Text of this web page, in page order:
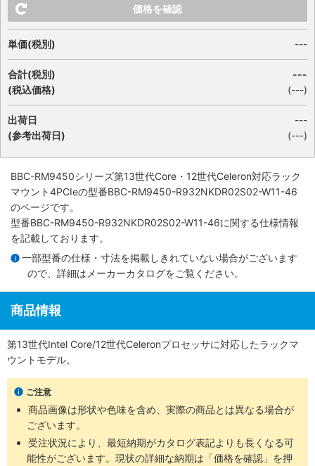
価格を確認
単価(税別) ---
合計(税別)
(税込価格)
---
(---)
出荷日
(参考出荷日)
---
(---)
BBC-RM9450シリーズ第13世代Core・12世代Celeron対応ラック
マウント4PCIeの型番BBC-RM9450-R932NKDR02S02-W11-46
のページです。
型番BBC-RM9450-R932NKDR02S02-W11-46に関する仕様情報
を記載しております。
一部型番の仕様・寸法を掲載しきれていない場合がございます
ので、詳細は メーカーカタログをご覧ください。
商品情報
第13世代Intel Core/12世代Celeronプロセッサに対応したラックマ
ウントモデル。
ご注意
商品画像は形状や色味を含め、実際の商品とは異なる場合が
ございます。
受注状況により、最短納期がカタログ表記よりも長くなる可
能性がございます。現状の詳細な納期は「価格を確認」を押